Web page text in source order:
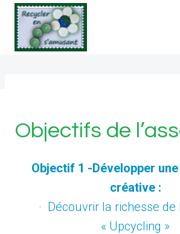
Skip
content
Objectifs de
Objectif 1 -Développer
créative :
· Découvrir la richesse de
« Upcycling »